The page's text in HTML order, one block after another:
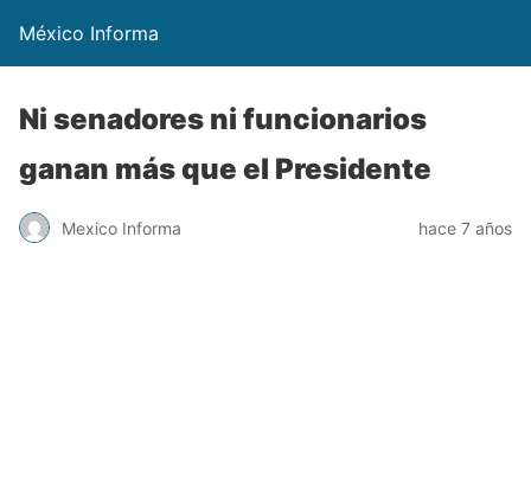
México Informa
Ni senadores ni funcionarios
ganan más que el Presidente
Mexico Informa hace 7 años